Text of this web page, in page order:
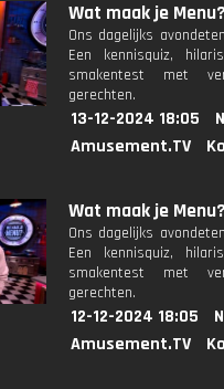
Wat maak je
Ons dagelijks
Een kennisquiz,
smakentest met
gerechten.
13-12-2024 18:05
Amusement.TV
Wat maak je
Ons dagelijks
Een kennisquiz,
smakentest met
gerechten.
12-12-2024 18:05
Amusement.TV